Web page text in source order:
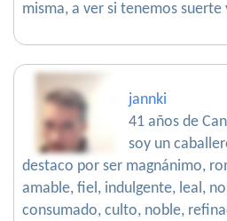
misma, a ver si tenemos
jannki
41 años de
soy un
destaco por ser magnánimo,
amable, fiel, indulgente, leal,
consumado, culto, noble,